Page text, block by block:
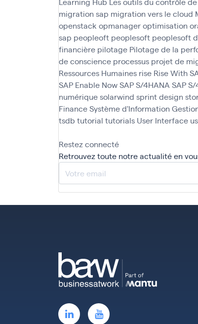
migration sap migration vers le cloud
openstack opmanageroptimisation
sap peopleoft peoplesoft peoplesoft
financière pilotage Pilotage de la
de conscience processus projet de
Ressources Humaines rise Rise With
SAP Enable NowSAP S/4HANA SAP
numériquesolarwind sprint design
FinanceSystème d'Information
tsdb tutorial tutorials User Interface
Restez connecté
Retrouvez toute notre actualité en